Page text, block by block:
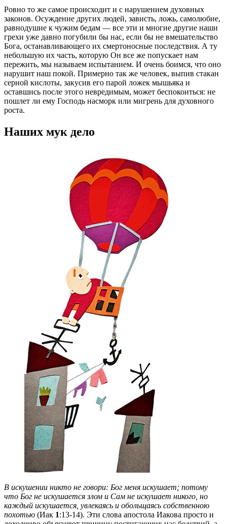
Ровно то же самое происходит и с нарушением духовных
законов. Осуждение других людей, зависть, ложь, самолюбие,
равнодушие к чужим бедам — все эти и многие другие наши
грехи уже давно погубили бы нас, если бы не вмешательство
Бога, останавливающего их смертоносные последствия. А ту
небольшую их часть, которую Он все же попускает нам
пережить, мы называем испытанием. И очень боимся, что оно
нарушит наш покой. Примерно так же человек, выпив стакан
серной кислоты, закусив его парой ложек мышьяка и
оставшись после этого невредимым, может беспокоиться: не
пошлет ли ему Господь насморк или мигрень для духовного
роста.
Наших мук дело
В искушении никто не говори: Бог меня искушает; потому
что Бог не искушается злом и Сам не искушает никого, но
каждый искушается, увлекаясь и обольщаясь собственною
похотью (Иак 1:13-14). Эти слова апостола Иакова просто и